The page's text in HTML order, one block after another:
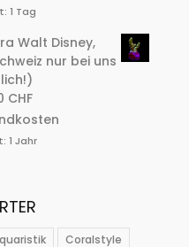
1 Tag
Walt Disney,
nur bei uns
CHF
1 Jahr
Coralstyle